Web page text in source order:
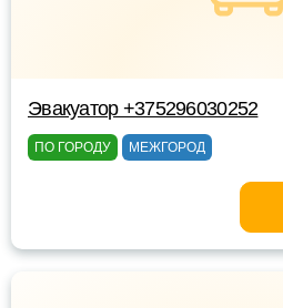
Эвакуатор +375296030252
ПО ГОРОДУ МЕЖГОРОД